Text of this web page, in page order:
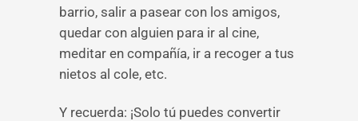
barrio, salir a pasear con los amigos,
quedar con alguien para ir al cine,
meditar en compañía, ir a recoger a tus
nietos al cole, etc.
Y recuerda: ¡Solo tú puedes convertir